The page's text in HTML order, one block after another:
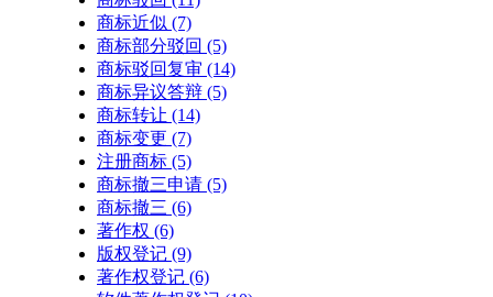
商标近似 (7)
商标部分驳回 (5)
商标驳回复审 (14)
商标异议答辩 (5)
商标转让 (14)
商标变更 (7)
注册商标 (5)
商标撤三申请 (5)
商标撤三 (6)
著作权 (6)
版权登记 (9)
著作权登记 (6)